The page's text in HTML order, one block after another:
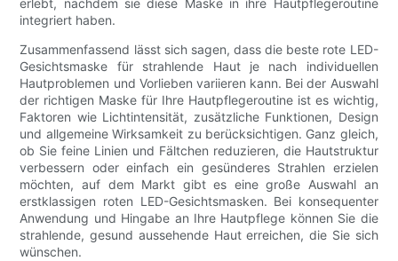
erlebt, nachdem sie diese Maske in ihre Hautpflegeroutine
integriert haben.
Zusammenfassend lässt sich sagen, dass die beste rote LED-
Gesichtsmaske für strahlende Haut je nach individuellen
Hautproblemen und Vorlieben variieren kann. Bei der Auswahl
der richtigen Maske für Ihre Hautpflegeroutine ist es wichtig,
Faktoren wie Lichtintensität, zusätzliche Funktionen, Design
und allgemeine Wirksamkeit zu berücksichtigen. Ganz gleich,
ob Sie feine Linien und Fältchen reduzieren, die Hautstruktur
verbessern oder einfach ein gesünderes Strahlen erzielen
möchten, auf dem Markt gibt es eine große Auswahl an
erstklassigen roten LED-Gesichtsmasken. Bei konsequenter
Anwendung und Hingabe an Ihre Hautpflege können Sie die
strahlende, gesund aussehende Haut erreichen, die Sie sich
wünschen.